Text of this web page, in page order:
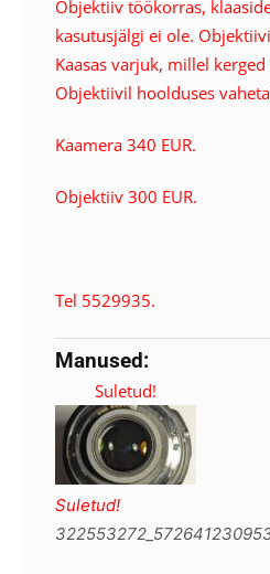
Objektiiv töökorras,
kasutusjälgi ei ole.
Kaasas varjuk, millel
Objektiivil hoolduses
Kaamera 340 EUR.
Objektiiv 300 EUR.
Tel 5529935.
Manused: